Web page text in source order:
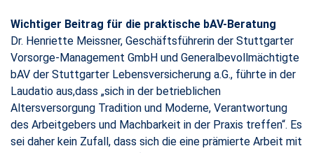
Wichtiger Beitrag für die praktische bAV-Beratung
Dr. Henriette Meissner, Geschäftsführerin der Stuttgarter
Vorsorge-Management GmbH und Generalbevollmächtigte
bAV der Stuttgarter Lebensversicherung a.G., führte in der
Laudatio aus,dass „sich in der betrieblichen
Altersversorgung Tradition und Moderne, Verantwortung
des Arbeitgebers und Machbarkeit in der Praxis treffen“. Es
sei daher kein Zufall, dass sich die eine prämierte Arbeit mit